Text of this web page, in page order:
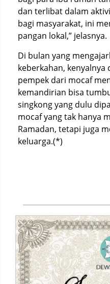
dan terlibat dalam
bagi masyarakat, ini
pangan lokal,” jelasnya.
Di bulan yang
keberkahan,
pempek dari mocaf
kemandirian bisa
singkong yang dulu
mocaf yang tak hanya
Ramadan, tetapi juga
keluarga.(*)